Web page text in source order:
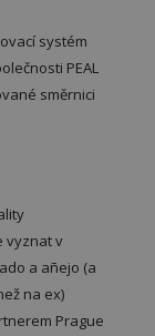
systém
PEAL
směrnici
vyznat v
a añejo (a
na ex)
Prague